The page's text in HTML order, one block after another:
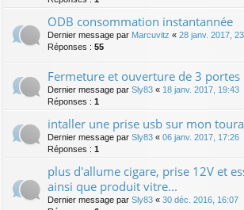
ODB consommation instantannée
Dernier message par Marcuvitz « 28 janv. 2017,
Réponses : 55
Fermeture et ouverture de 3 portes
Dernier message par Sly83 « 18 janv. 2017, 19:43
Réponses : 1
intaller une prise usb sur mon
Dernier message par Sly83 « 06 janv. 2017, 17:26
Réponses : 1
plus d'allume cigare, prise 12V et
ainsi que produit vitre...
Dernier message par Sly83 « 30 déc. 2016, 16:07